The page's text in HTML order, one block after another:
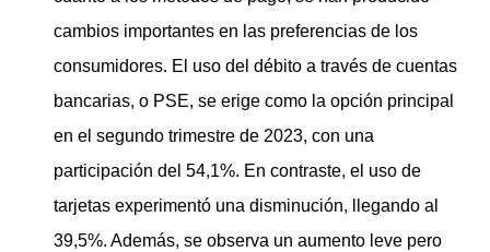
cambios importantes en las preferencias de los
consumidores. El uso del débito a través de cuentas
bancarias, o PSE, se erige como la opción principal
en el segundo trimestre de 2023, con una
participación del 54,1%. En contraste, el uso de
tarjetas experimentó una disminución, llegando al
39,5%. Además, se observa un aumento leve pero